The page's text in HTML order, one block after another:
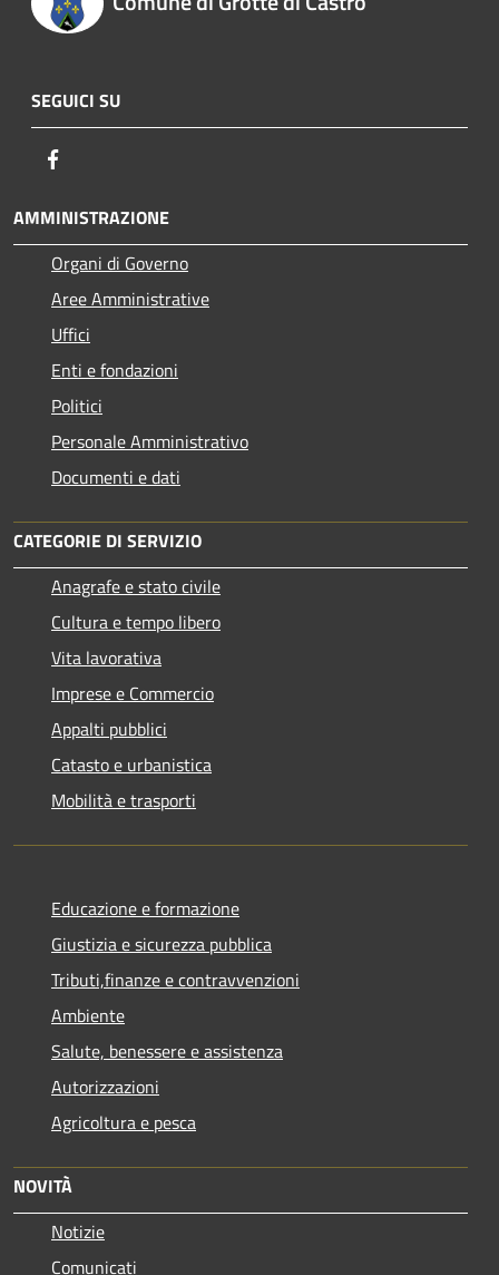
SEGUICI SU
AMMINISTRAZIONE
Organi di Governo
Aree Amministrative
Uffici
Enti e fondazioni
Politici
Personale Amministrativo
Documenti e dati
CATEGORIE DI SERVIZIO
Anagrafe e stato civile
Cultura e tempo libero
Vita lavorativa
Imprese e Commercio
Appalti pubblici
Catasto e urbanistica
Mobilità e trasporti
Educazione e formazione
Giustizia e sicurezza pubblica
Tributi,finanze e contravvenzioni
Ambiente
Salute, benessere e assistenza
Autorizzazioni
Agricoltura e pesca
NOVITÀ
Notizie
Comunicati